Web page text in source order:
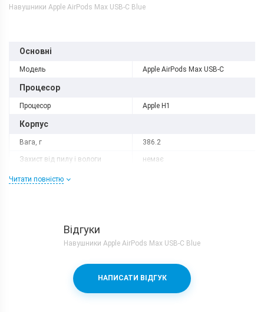
Навушники Apple AirPods Max USB-C Blue
Основні
Модель Apple AirPods Max USB-C
Процесор
Процесор Apple H1
Корпус
Вага, г 386.2
Захист від пилу і вологи немає
Матеріал рамки і кришки
Інтерфейсний роз'єм
Читати повністю
Відгуки
Навушники Apple AirPods Max USB-C Blue
НАПИСАТИ ВІДГУК